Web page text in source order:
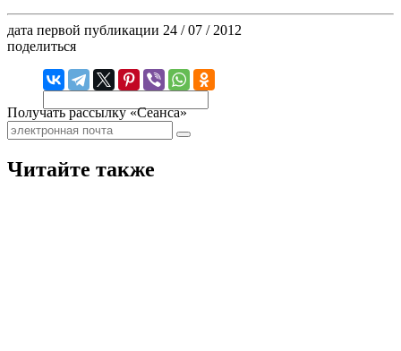
дата первой публикации 24 / 07 / 2012
поделиться
Получать рассылку «Сеанса»
Читайте также